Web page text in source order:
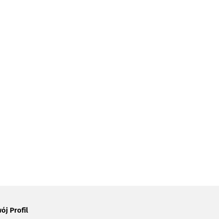
Profil